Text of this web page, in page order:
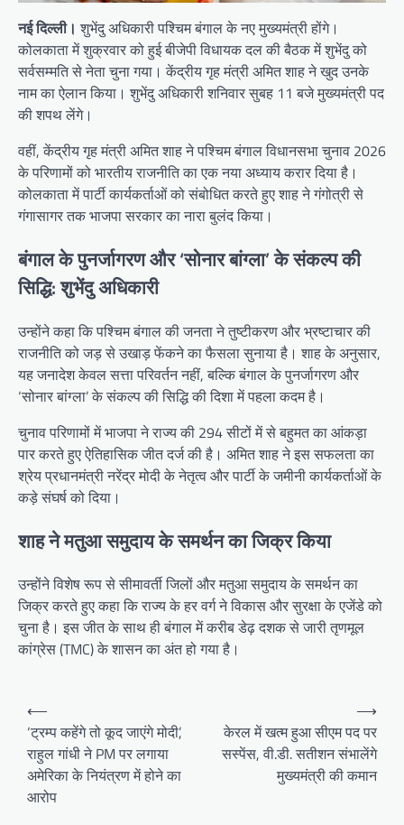
नई दिल्ली। शुभेंदु अधिकारी पश्चिम बंगाल के नए मुख्यमंत्री होंगे।
कोलकाता में शुक्रवार को हुई बीजेपी विधायक दल की बैठक में शुभेंदु को
सर्वसम्मति से नेता चुना गया। केंद्रीय गृह मंत्री अमित शाह ने खुद उनके
नाम का ऐलान किया। शुभेंदु अधिकारी शनिवार सुबह 11 बजे मुख्यमंत्री पद
की शपथ लेंगे।
वहीं, केंद्रीय गृह मंत्री अमित शाह ने पश्चिम बंगाल विधानसभा चुनाव 2026
के परिणामों को भारतीय राजनीति का एक नया अध्याय करार दिया है।
कोलकाता में पार्टी कार्यकर्ताओं को संबोधित करते हुए शाह ने गंगोत्री से
गंगासागर तक भाजपा सरकार का नारा बुलंद किया।
बंगाल के पुनर्जागरण और ‘सोनार बांग्ला’ के संकल्प की
सिद्धि: शुभेंदु अधिकारी
उन्होंने कहा कि पश्चिम बंगाल की जनता ने तुष्टीकरण और भ्रष्टाचार की
राजनीति को जड़ से उखाड़ फेंकने का फैसला सुनाया है। शाह के अनुसार,
यह जनादेश केवल सत्ता परिवर्तन नहीं, बल्कि बंगाल के पुनर्जागरण और
‘सोनार बांग्ला’ के संकल्प की सिद्धि की दिशा में पहला कदम है।
चुनाव परिणामों में भाजपा ने राज्य की 294 सीटों में से बहुमत का आंकड़ा
पार करते हुए ऐतिहासिक जीत दर्ज की है। अमित शाह ने इस सफलता का
श्रेय प्रधानमंत्री नरेंद्र मोदी के नेतृत्व और पार्टी के जमीनी कार्यकर्ताओं के
कड़े संघर्ष को दिया।
शाह ने मतुआ समुदाय के समर्थन का जिक्र किया
उन्होंने विशेष रूप से सीमावर्ती जिलों और मतुआ समुदाय के समर्थन का
जिक्र करते हुए कहा कि राज्य के हर वर्ग ने विकास और सुरक्षा के एजेंडे को
चुना है। इस जीत के साथ ही बंगाल में करीब डेढ़ दशक से जारी तृणमूल
कांग्रेस (TMC) के शासन का अंत हो गया है।
Post
navigation
⟵
‘ट्रम्प कहेंगे तो कूद जाएंगे मोदी’,
राहुल गांधी ने PM पर लगाया
अमेरिका के नियंत्रण में होने का
आरोप
केरल में खत्म हुआ सीएम पद पर
सस्पेंस, वी.डी. सतीशन संभालेंगे
मुख्यमंत्री की कमान
⟶